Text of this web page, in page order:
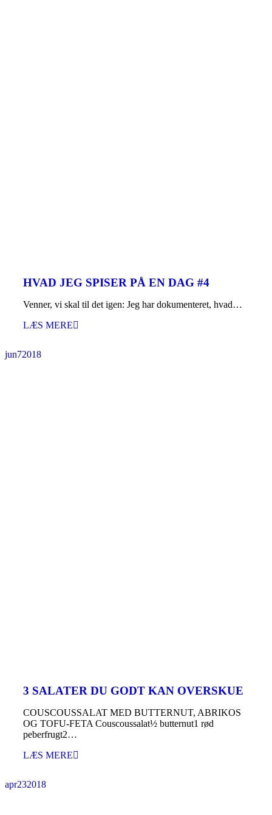
HVAD JEG SPISER PÅ EN DAG #4
Venner, vi skal til det igen: Jeg har dokumenteret, hvad…
LÆS MERE
jun72018
3 SALATER DU GODT KAN OVERSKUE
COUSCOUSSALAT MED BUTTERNUT, ABRIKOS
OG TOFU-FETA Couscoussalat½ butternut1 rød
peberfrugt2…
LÆS MERE
apr232018